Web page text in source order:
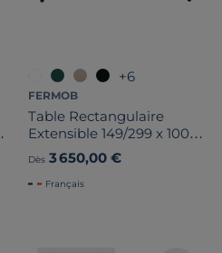
+6
FERMOB
Table Rectangulaire
Extensible 149/299 x 100
cm Ribambelle en
Aluminium
Dès 3 650,00 €
Français